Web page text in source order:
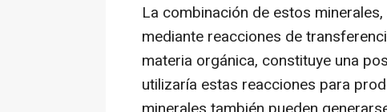
La combinación de estos
mediante reacciones de
materia orgánica, constituye una
utilizaría estas reacciones para